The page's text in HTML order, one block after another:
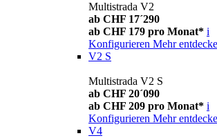
Multistrada V2
ab CHF 17´290
ab CHF 179 pro Monat* i
Konfigurieren Mehr
V2 S
Multistrada V2 S
ab CHF 20´090
ab CHF 209 pro Monat* i
Konfigurieren Mehr
V4